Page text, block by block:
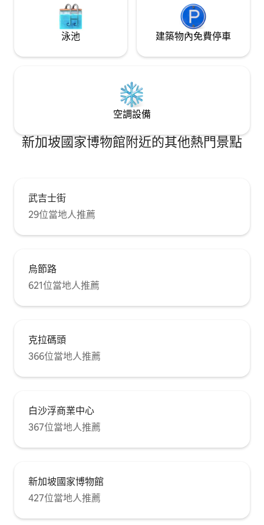
泳池 建築物內免費停車
空調設備
新加坡國家博物館附近的其他熱門景點
武吉士街
29位當地人推薦
烏節路
621位當地人推薦
克拉碼頭
366位當地人推薦
白沙浮商業中心
367位當地人推薦
新加坡國家博物館
427位當地人推薦